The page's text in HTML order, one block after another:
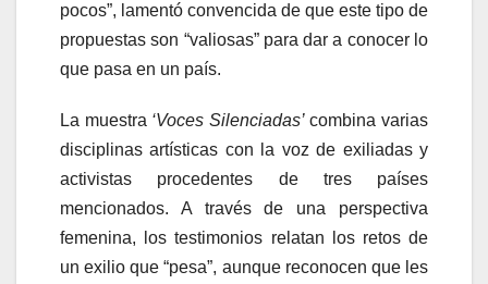
pocos”, lamentó convencida de que este tipo de
propuestas son “valiosas” para dar a conocer lo
que pasa en un país.
La muestra ‘Voces Silenciadas’combina varias
disciplinas artísticas con la voz de exiliadas y
activistas procedentes de tres países
mencionados. A través de una perspectiva
femenina, los testimonios relatan los retos de
un exilio que “pesa”, aunque reconocen que les